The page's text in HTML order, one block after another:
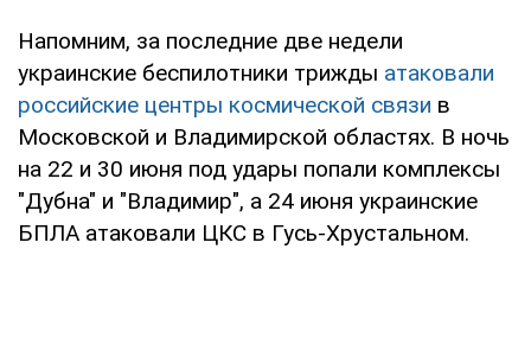
Напомним, за последние две недели
украинские беспилотники трижды атаковали
российские центры космической связи в
Московской и Владимирской областях. В ночь
на 22 и 30 июня под удары попали комплексы
"Дубна" и "Владимир", а 24 июня украинские
БПЛА атаковали ЦКС в Гусь-Хрустальном.